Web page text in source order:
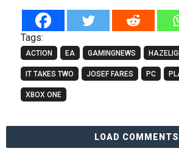
Tags:
ACTION EA GAMINGNEWS
IT TAKES TWO JOSEF FARES PC
XBOX ONE
LOAD COMMENTS